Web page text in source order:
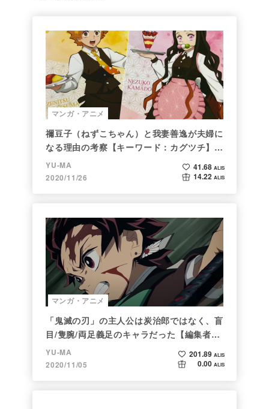
マンガ・アニメ
禰豆子（ねずこちゃん）と我妻善逸が夫婦に
なる理由の考察【キーワード：カグツチ】＜
後編＞
YU-MA
2020/11/26
41.68 ALIS
14.22 ALIS
マンガ・アニメ
「鬼滅の刃」の主人公は炭治郎ではなく、盲
目/隻腕/両足義足のキャラだった【編集者の
仕事ぶりに脱帽】
YU-MA
2020/11/05
201.89 ALIS
0.00 ALIS